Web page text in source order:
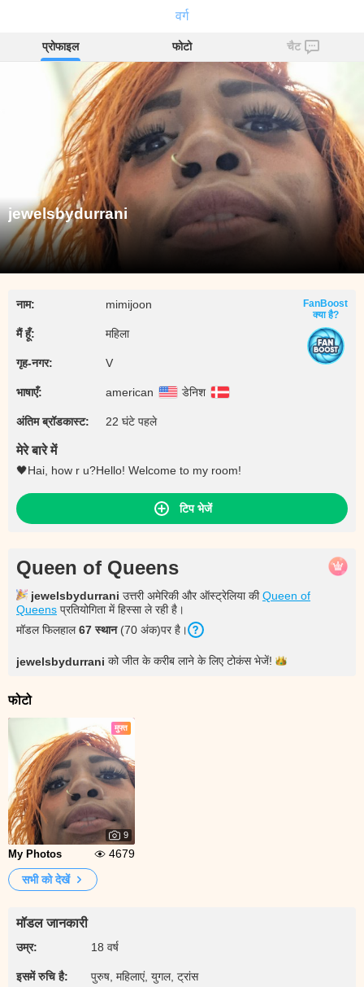
jewelsbydurrani
प्रोफाइल फोटो चैट
jewelsbydurrani
नाम: mimijoon
मैं हूँ: महिला
गृह‑नगर: V
भाषाएँ: american डेनिश
अंतिम ब्रॉडकास्ट: 22 घंटे पहले
FanBoost
क्या है?
मेरे बारे में
🖤Hai, how r u?Hello! Welcome to my room!
टिप भेजें
Queen of Queens
jewelsbydurrani उत्तरी अमेरिकी और ऑस्ट्रेलिया कीQueen of
Queens प्रतियोगिता में हिस्सा ले रही है।
मॉडल फिलहाल67 स्थान(70 अंक)पर है।
jewelsbydurrani को जीत के करीब लाने के लिए टोकंसभेजें!
फोटो
मुफ्त
9
My Photos
4679
सभी को देखें
मॉडल जानकारी
उम्र: 18 वर्ष
इसमें रुचि है: पुरुष, महिलाएं, युगल, ट्रांस
वर्ग